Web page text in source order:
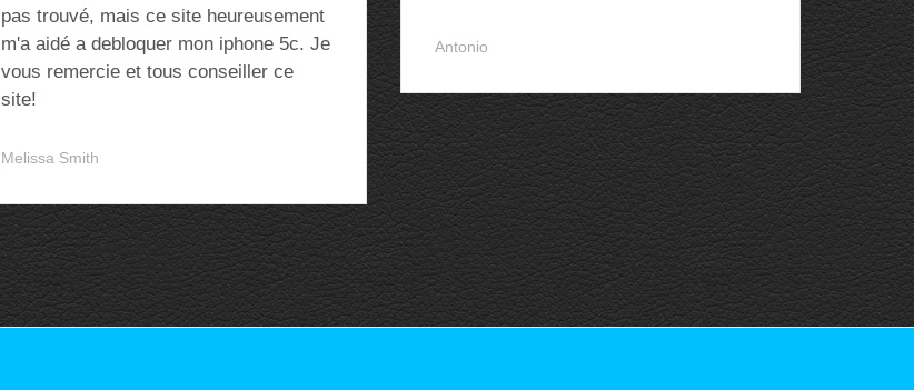
pas trouvé, mais ce site heureusement
m'a aidé a debloquer mon iphone 5c. Je
vous remercie et tous conseiller ce
site!
Melissa Smith
Antonio